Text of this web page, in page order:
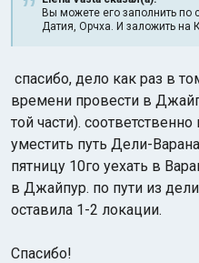
Вы можете его заполнить по
Датия, Орчха. И заложить на
спасибо, дело как раз в
времени провести в
той части).
уместить путь Дели-
пятницу 10го уехать в
в Джайпур. по пути из
оставила 1-2 локации.
Спасибо!